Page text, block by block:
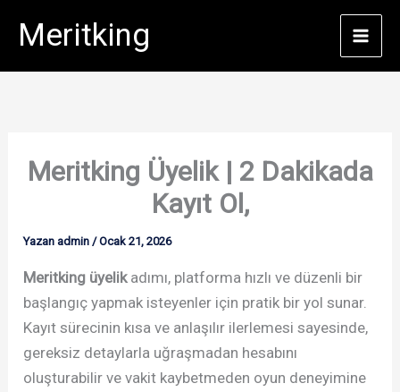
Meritking
Meritking Üyelik | 2 Dakikada
Kayıt Ol,
Yazan admin /Ocak 21, 2026
Meritking üyelikadımı, platforma hızlı ve düzenli bir
başlangıç yapmak isteyenler için pratik bir yol sunar.
Kayıt sürecinin kısa ve anlaşılır ilerlemesi sayesinde,
gereksiz detaylarla uğraşmadan hesabını
oluşturabilir ve vakit kaybetmeden oyun deneyimine